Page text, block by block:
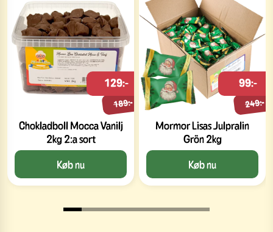
Chokladboll Mocca Vanilj
2kg 2:a sort
189:-
129:-
Køb nu
Mormor Lisas Julpralin
Grön 2kg
249:-
99:-
Køb nu